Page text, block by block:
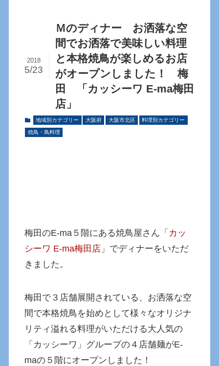
Ｍのディナー お洒落な空
間でお洒落で美味しい料理
と本格焼鳥が楽しめるお店
がオープンしました！ 梅
田 「カッシーワ E-ma梅田
店」
2018
5/23
地域別カテゴリー 大阪府 大阪市北区 料理別カテゴリー
焼鳥・鳥料理
梅田のE-ma５階にある焼鳥屋さん「 カッ
シーワ E-ma梅田店 」でディナーをいただ
きました。
梅田で３店舗展開されている、お洒落な空
間で本格焼鳥を始めとして様々なオリジナ
リティ溢れる料理がいただける大人気の
「カッシーワ」グループの４店舗麺がE-
maの５階にオープンしました！